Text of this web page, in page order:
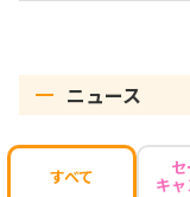
ニュース
すべて セ
キ